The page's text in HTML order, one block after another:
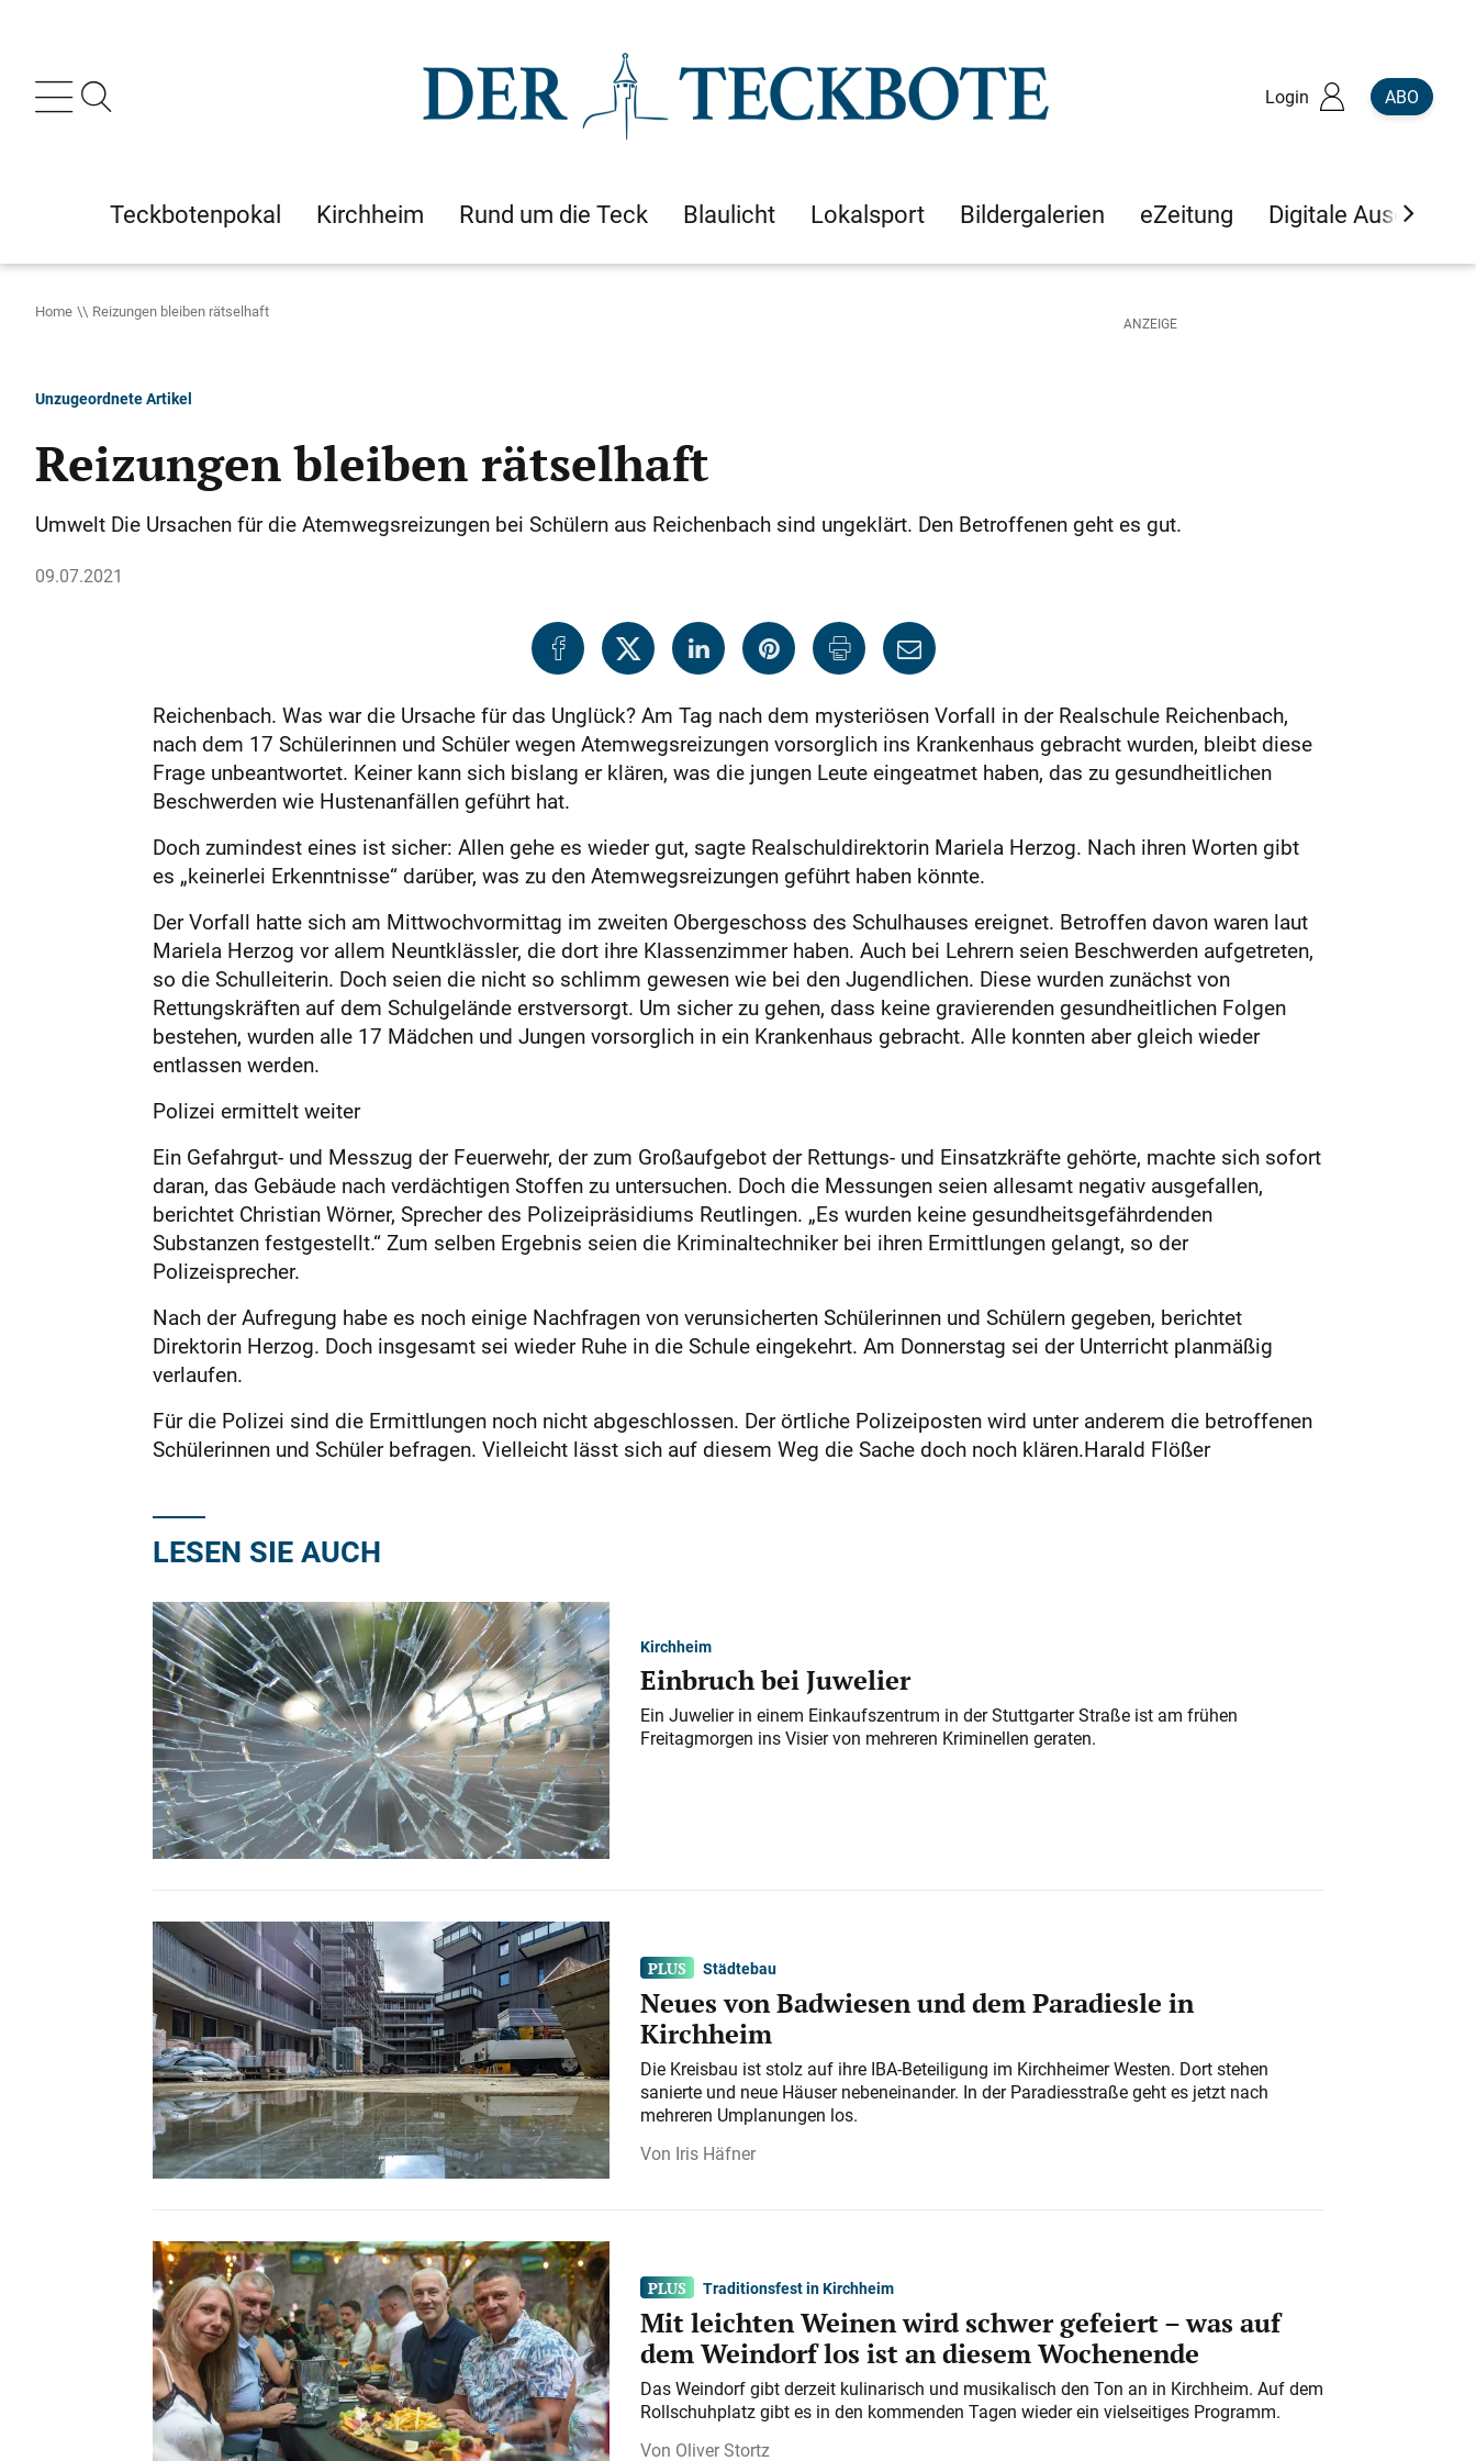
Login ABO
Teckbotenpokal Kirchheim Rund um die Teck Blaulicht Lokalsport Bildergalerien eZeitung Digitale Ausgaben
Home Reizungen bleiben rätselhaft
Unzugeordnete Artikel
Reizungen bleiben rätselhaft
Umwelt Die Ursachen für die Atemwegsreizungen bei Schülern aus Reichenbach sind ungeklärt. Den Betroffenen geht es gut.
09.07.2021
Reichenbach. Was war die Ursache für das Unglück? Am Tag nach dem mysteriösen Vorfall in der Realschule Reichenbach,
nach dem 17 Schülerinnen und Schüler wegen Atemwegsreizungen vorsorglich ins Krankenhaus gebracht wurden, bleibt diese
Frage unbeantwortet. Keiner kann sich bislang er klären, was die jungen Leute eingeatmet haben, das zu gesundheitlichen
Beschwerden wie Hustenanfällen geführt hat.
Doch zumindest eines ist sicher: Allen gehe es wieder gut, sagte Realschuldirektorin Mariela Herzog. Nach ihren Worten gibt
es „keinerlei Erkenntnisse“ darüber, was zu den Atemwegsreizungen geführt haben könnte.
Der Vorfall hatte sich am Mittwochvormittag im zweiten Obergeschoss des Schulhauses ereignet. Betroffen davon waren laut
Mariela Herzog vor allem Neuntklässler, die dort ihre Klassenzimmer haben. Auch bei Lehrern seien Beschwerden aufgetreten,
so die Schulleiterin. Doch seien die nicht so schlimm gewesen wie bei den Jugendlichen. Diese wurden zunächst von
Rettungskräften auf dem Schulgelände erstversorgt. Um sicher zu gehen, dass keine gravierenden gesundheitlichen Folgen
bestehen, wurden alle 17 Mädchen und Jungen vorsorglich in ein Krankenhaus gebracht. Alle konnten aber gleich wieder
entlassen werden.
Polizei ermittelt weiter
Ein Gefahrgut- und Messzug der Feuerwehr, der zum Großaufgebot der Rettungs- und Einsatzkräfte gehörte, machte sich sofort
daran, das Gebäude nach verdächtigen Stoffen zu untersuchen. Doch die Messungen seien allesamt negativ ausgefallen,
berichtet Christian Wörner, Sprecher des Polizeipräsidiums Reutlingen. „Es wurden keine gesundheitsgefährdenden
Substanzen festgestellt.“ Zum selben Ergebnis seien die Kriminaltechniker bei ihren Ermittlungen gelangt, so der
Polizeisprecher.
Nach der Aufregung habe es noch einige Nachfragen von verunsicherten Schülerinnen und Schülern gegeben, berichtet
Direktorin Herzog. Doch insgesamt sei wieder Ruhe in die Schule eingekehrt. Am Donnerstag sei der Unterricht planmäßig
verlaufen.
Für die Polizei sind die Ermittlungen noch nicht abgeschlossen. Der örtliche Polizeiposten wird unter anderem die betroffenen
Schülerinnen und Schüler befragen. Vielleicht lässt sich auf diesem Weg die Sache doch noch klären.Harald Flößer
LESEN SIE AUCH
Kirchheim
Einbruch bei Juwelier
Ein Juwelier in einem Einkaufszentrum in der Stuttgarter Straße ist am frühen
Freitagmorgen ins Visier von mehreren Kriminellen geraten.
Städtebau
Neues von Badwiesen und dem Paradiesle in
Kirchheim
Die Kreisbau ist stolz auf ihre IBA-Beteiligung im Kirchheimer Westen. Dort stehen
sanierte und neue Häuser nebeneinander. In der Paradiesstraße geht es jetzt nach
mehreren Umplanungen los.
Iris Häfner
Traditionsfest in Kirchheim
Mit leichten Weinen wird schwer gefeiert – was auf
dem Weindorf los ist an diesem Wochenende
Das Weindorf gibt derzeit kulinarisch und musikalisch den Ton an in Kirchheim. Auf dem
Rollschuhplatz gibt es in den kommenden Tagen wieder ein vielseitiges Programm.
Oliver Stortz